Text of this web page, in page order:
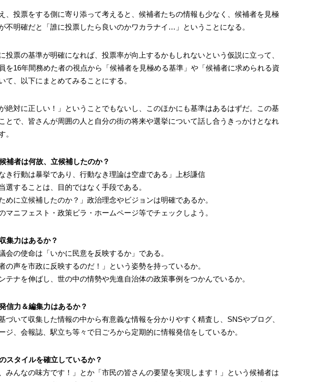
、投票をする側に寄り添って考えると、候補者たちの情報も少なく、候補者を見極
不明確だと「誰に投票したら良いのかワカラナイ…」ということになる。
投票の基準が明確になれば、投票率が向上するかもしれないという仮説に立って、
を16年間務めた者の視点から「候補者を見極める基準」や「候補者に求められる資
て、以下にまとめてみることにする。
絶対に正しい！」ということでもないし、このほかにも基準はあるはずだ。この基
とで、皆さんが周囲の人と自分の街の将来や選挙について話し合うきっかけとなれ
。
補者は何故、立候補したのか？
き行動は暴挙であり、行動なき理論は空虚である」上杉謙信
選することは、目的ではなく手段である。
めに立候補したのか？」政治理念やビジョンは明確であるか。
マニフェスト・政策ビラ・ホームページ等でチェックしよう。
集力はあるか？
会の使命は「いかに民意を反映するか」である。
の声を市政に反映するのだ！」という姿勢を持っているか。
テナを伸ばし、世の中の情勢や先進自治体の政策事例をつかんでいるか。
信力＆編集力はあるか？
づいて収集した情報の中から有意義な情報を分かりやすく精査し、SNSやブログ、
ジ、会報誌、駅立ち等々で日ごろから定期的に情報発信をしているか。
スタイルを確立しているか？
みんなの味方です！」とか「市民の皆さんの要望を実現します！」という候補者は